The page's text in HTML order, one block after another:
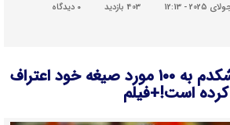
403 بازدید دیدگاه
کواکبیان: کاترین شکدم به ۱۰۰ مورد صیغه خود اعتراف
کرده است!+فیلم